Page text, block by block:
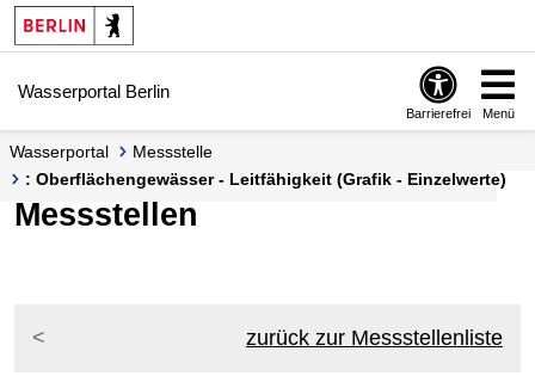
Springe zur Navigation
Springe zum Inhalt
Wasserportal Berlin
Barrierefrei Menü
Wasserportal
Messstelle
: Oberflächengewässer - Leitfähigkeit (Grafik - Einzelwerte)
Messstellen
zurück zur Messstellenliste